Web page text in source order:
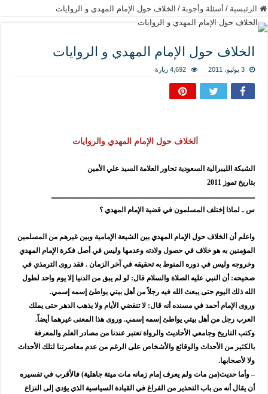
www.alamine.net
مواقف وآراء العلاّمة السيد علي الأمين من الأحداث والقضايا - اضغط للاطلاع
إذا كان التسنن هو الإيمان بسنة رسول الله ( صلى الله عليه وآله) فكلّ
علاقات المذاهب والأديان لا يجوز أن تكون على حساب الأوطان
لن تحمينا مذاهبنا ولا طوائفنا ولا أحزابنا ولا جماعاتنا، بل الإنصهار الوطني والدولة
المتهاون بوطنه متهاون بدينه حتماً
الرئيسية / أسئلة وأجوبة / الخلاف حول الإمام المهدي و الروايات
الخلاف حول الإمام المهدي و الروايات
3 يوليو، 2011 4,692 زيارة
الخلاف حول الإمام المهدي والروايات
الشبكة الليبرالية السعودية تحاور العلامة السيد علي الأمين
بتاريخ تموز 2011
ـــــــــــــــــــــــــــــــــــــــــــــــــــــــــــــــــــــــــــــــــــــ
س ـ لماذا إختلف المسلمون في قضية الإمام المهدي ؟
واعلم أن الخلاف حول الإمام المهدي بين الشيعة الإمامية وبين غيرهم من المسلمين
المؤمنين به هو خلاف في حصول ولادته وعدمها وليس في أصل فكرة الإمام المهدي
وخروجه وليس في دوره المنوط به تحقيقه في آخر الزمان . فقد روى الترمذي في
صحيحه: أن النبي عليه الصلاة والسلام قال: لو لم يبق من الدنيا إلا يوم واحد لطول
الله ذلك اليوم حتى يبعث الله فيه رجلاً من أهل بيتي يواطئ إسمه إسمي.
وروى الإمام أحمد في مسنده أنه قال: لا تنقضي الأيام ولا يذهب الدهر حتى يملك
العرب رجل من أهل بيتي يواطئ إسمه إسمي. وروى هذا المعنى غيرهما أيضاً.
وكتب التاريخ وجامعي الأحاديث والرواة تعتبر عندنا من مصادر العلم والمعرفة
بالكثير من الأحداث والوقائع والأشخاص على الرغم من عدم معاصرتنا لتلك الأحداث
ولا لأصحابها.
– وأما حديث(من مات ولم يعرف إمام زمانه مات ميتة جاهلية) فالأقرب في تفسيره
أن يقال أنه من باب التحذير من الفراغ في القيادة السياسية الذي يؤدي إلى النزاع